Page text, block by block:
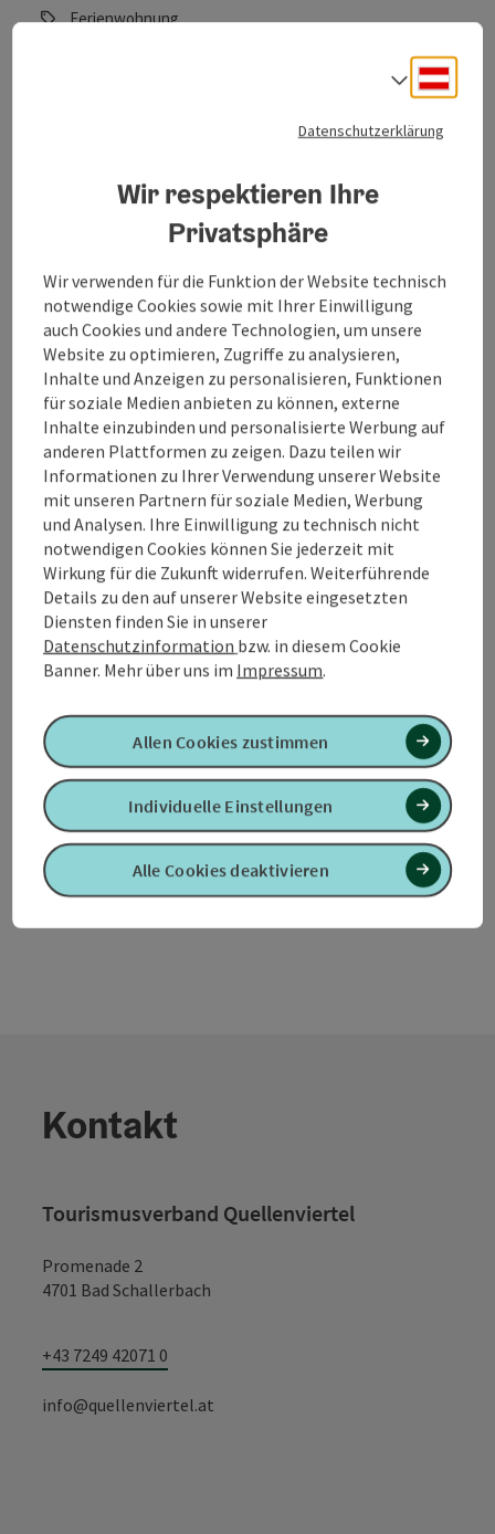
Ferienwohnung
Vöcklabruck bietet viel Tageslicht, hochwertige Ausstattung
großzügigen Bett und nutzen Sie den vielseitigen Tisch im
Lieblingsmahlzeiten. Wlan-Zugang und einen
Flachbildfernseher stehen zur Verfügung. Erleben Sie Luxus
Monteurzimmer Schuster
Attnang-Puchheim
Privatzimmer
Monteurzimmer für Einzelpersonen, Teams und ganze
Partien für bis zu 10 Personen in Attnang-Puchheim.
W-Lan (kostenlos)
Stadtwirt Bruck
Vöcklabruck
Hotel
herzlich im Stadtwirt Bruck willkommen. Wir befinden uns
direkt im Stadtzentrum von Vöcklabruck. Unsere Lage in der
Hinterstadt bietet Ihnen eine angenehme Ruhe – und
dennoch erreichen Sie den Stadtplatz in nur einer
Gehminute. So genießen Sie die perfekte Kombination aus
zentraler Lage und entspannter Atmosphäre.
W-Lan (kostenlos)
Kontakt
Tourismusverband Quellenviertel
Promenade 2
4701 Bad Schallerbach
+43 7249 42071 0
info@quellenviertel.at
Datenschutzerklärung
Wir respektieren Ihre
Privatsphäre
Wir verwenden für die Funktion der Website technisch
notwendige Cookies sowie mit Ihrer Einwilligung
auch Cookies und andere Technologien, um unsere
Website zu optimieren, Zugriffe zu analysieren,
Inhalte und Anzeigen zu personalisieren, Funktionen
für soziale Medien anbieten zu können, externe
Inhalte einzubinden und personalisierte Werbung auf
anderen Plattformen zu zeigen. Dazu teilen wir
Informationen zu Ihrer Verwendung unserer Website
mit unseren Partnern für soziale Medien, Werbung
und Analysen. Ihre Einwilligung zu technisch nicht
notwendigen Cookies können Sie jederzeit mit
Wirkung für die Zukunft widerrufen. Weiterführende
Details zu den auf unserer Website eingesetzten
Diensten finden Sie in unserer
Datenschutzinformation bzw. in diesem Cookie
Banner. Mehr über uns im Impressum.
Alle Cookies deaktivieren
Individuelle Einstellungen
Allen Cookies zustimmen